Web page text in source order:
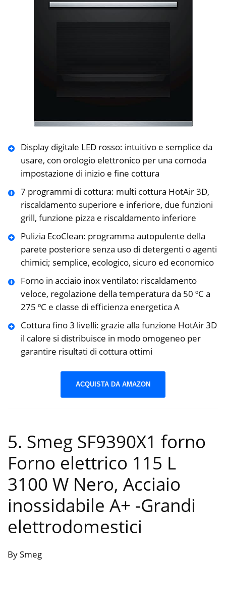
Display digitale LED rosso: intuitivo e semplice da
usare, con orologio elettronico per una comoda
impostazione di inizio e fine cottura
7 programmi di cottura: multi cottura HotAir 3D,
riscaldamento superiore e inferiore, due funzioni
grill, funzione pizza e riscaldamento inferiore
Pulizia EcoClean: programma autopulente della
parete posteriore senza uso di detergenti o agenti
chimici; semplice, ecologico, sicuro ed economico
Forno in acciaio inox ventilato: riscaldamento
veloce, regolazione della temperatura da 50 ºC a
275 ºC e classe di efficienza energetica A
Cottura fino 3 livelli: grazie alla funzione HotAir 3D
il calore si distribuisce in modo omogeneo per
garantire risultati di cottura ottimi
ACQUISTA DA AMAZON
5. Smeg SF9390X1 forno
Forno elettrico 115 L
3100 W Nero, Acciaio
inossidabile A+ -Grandi
elettrodomestici
By Smeg